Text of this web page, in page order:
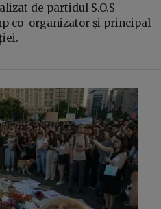
de partidul S.O.S
co-organizator și principal